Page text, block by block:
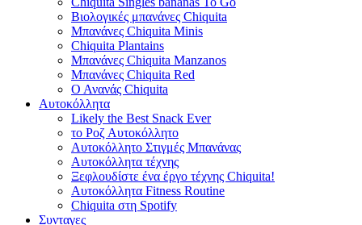
Βιολογικές μπανάνες Chiquita
Μπανάνες Chiquita Minis
Chiquita Plantains
Μπανάνες Chiquita Manzanos
Μπανάνες Chiquita Red
Ο Ανανάς Chiquita
Αυτοκόλλητα
Likely the Best Snack Ever
το Ροζ Αυτοκόλλητο
Αυτοκόλλητο Στιγμές Μπανάνας
Αυτοκόλλητα τέχνης
Ξεφλουδίστε ένα έργο τέχνης Chiquita!
Αυτοκόλλητα Fitness Routine
Chiquita στη Spotify
Συνταγες